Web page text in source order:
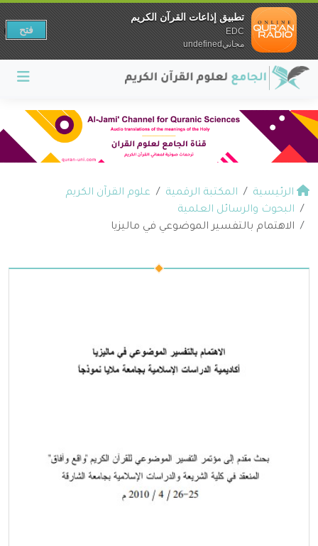
الرئيسية المكتبة الرقمية
علوم القرآن الكريم
البحوث والرسائل العلمية
الاهتمام بالتفسير الموضوعي في ماليزيا
تطبيق إذاعات القرآن الكريم
EDC
مجانيundefined
فتح